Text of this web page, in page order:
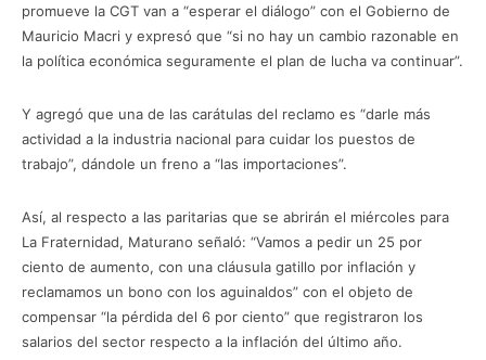
promueve la CGT van a “esperar el diálogo” con el Gobierno de
Mauricio Macri y expresó que “si no hay un cambio razonable en
la política económica seguramente el plan de lucha va continuar”.
Y agregó que una de las carátulas del reclamo es “darle más
actividad a la industria nacional para cuidar los puestos de
trabajo”, dándole un freno a “las importaciones”.
Así, al respecto a las paritarias que se abrirán el miércoles para
La Fraternidad, Maturano señaló: “Vamos a pedir un 25 por
ciento de aumento, con una cláusula gatillo por inflación y
reclamamos un bono con los aguinaldos” con el objeto de
compensar “la pérdida del 6 por ciento” que registraron los
salarios del sector respecto a la inflación del último año.